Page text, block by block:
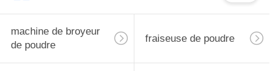
machine de broyeur
de poudre
fraiseuse de poudre